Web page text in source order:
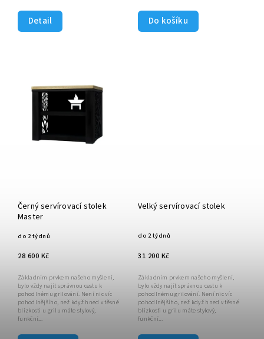
Detail Do košíku
Černý servírovací stolek
Master
do 2 týdnů
28 600 Kč
Základním prvkem našeho myšlení,
bylo vždy najít správnou cestu k
pohodlnému grilování. Není nic víc
pohodlnějšího, než když hned v těsné
blízkosti u grilu máte stylový,
funkční...
Velký servírovací stolek
do 2 týdnů
31 200 Kč
Základním prvkem našeho myšlení,
bylo vždy najít správnou cestu k
pohodlnému grilování. Není nic víc
pohodlnějšího, než když hned v těsné
blízkosti u grilu máte stylový,
funkční...